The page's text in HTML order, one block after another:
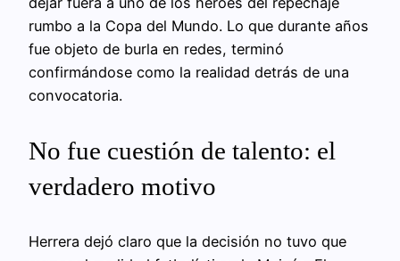
rumbo a la Copa del Mundo. Lo que durante años
fue objeto de burla en redes, terminó
confirmándose como la realidad detrás de una
convocatoria.
No fue cuestión de talento: el
verdadero motivo
Herrera dejó claro que la decisión no tuvo que